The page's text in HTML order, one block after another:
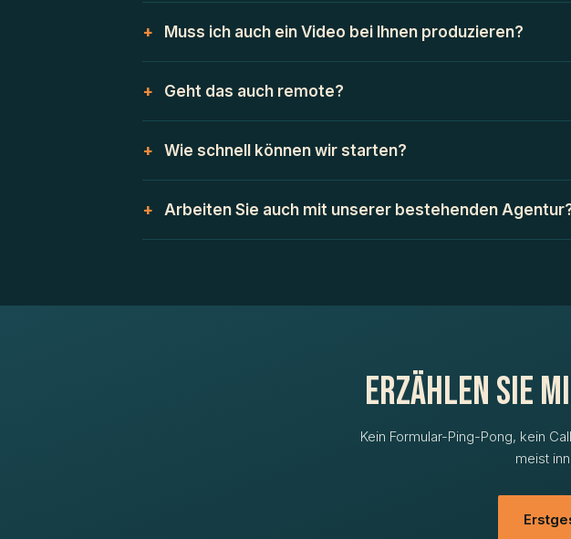
Muss ich auch ein Video bei Ihnen produzieren?
Geht das auch remote?
Wie schnell können wir starten?
Arbeiten Sie auch mit unserer bestehenden
Erzählen Sie
Kein Formular-Ping-Pong, kein
meist